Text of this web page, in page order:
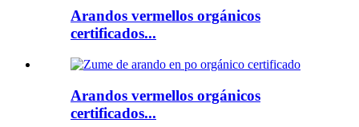
Arandos vermellos orgánicos
certificados...
Arandos vermellos orgánicos
certificados...